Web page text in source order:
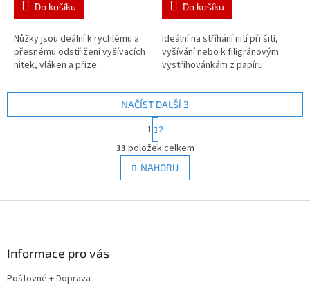
Do košíku
Nůžky jsou deální k rychlému a
přesnému odstřižení vyšívacích
nitek, vláken a příze.
Do košíku
Ideální na stříhání nití při šití,
vyšívání nebo k filigránovým
vystřihovánkám z papíru.
O
v
l
á
NAČÍST DALŠÍ 3
t
r
á
n
k
v
1 2
33 položek celkem
NAHORU
Informace pro vás
Poštovné + Doprava